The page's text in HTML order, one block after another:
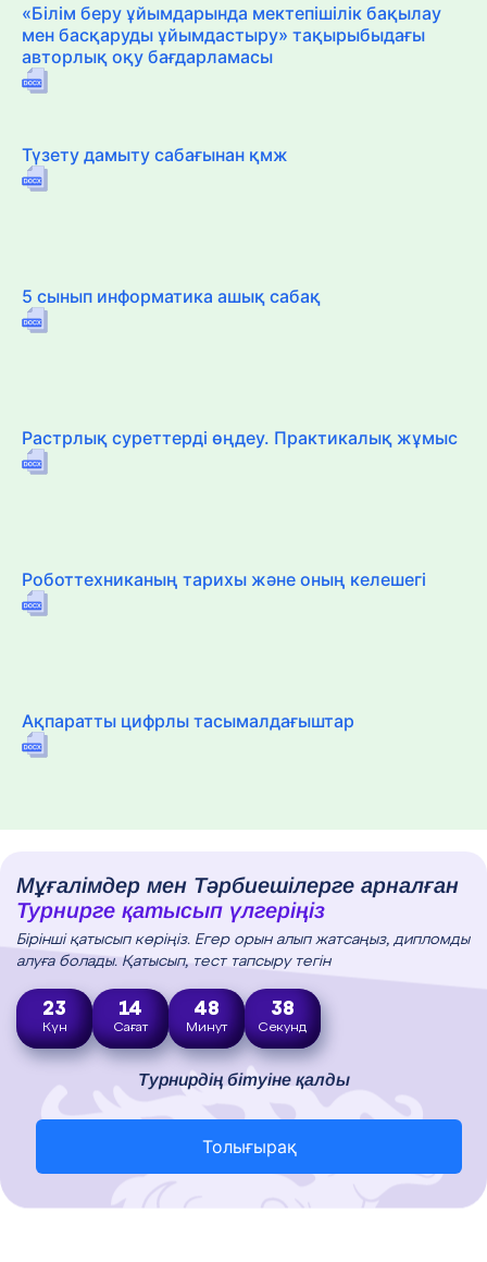
«Білім беру ұйымдарында мектепішілік бақылау
мен басқаруды ұйымдастыру» тақырыбыдағы
авторлық оқу бағдарламасы
Түзету дамыту сабағынан қмж
5 сынып информатика ашық сабақ
Растрлық суреттерді өңдеу. Практикалық жұмыс
Роботтехниканың тарихы және оның келешегі
Ақпаратты цифрлы тасымалдағыштар
Мұғалімдер мен Тәрбиешілерге арналған
Турнирге қатысып үлгеріңіз
Бірінші қатысып көріңіз. Егер орын алып жатсаңыз, дипломды
алуға болады. Қатысып, тест тапсыру тегін
23
Күн
14
Сағат
48
Минут
37
Секунд
Турнирдің бітуіне қалды
Толығырақ